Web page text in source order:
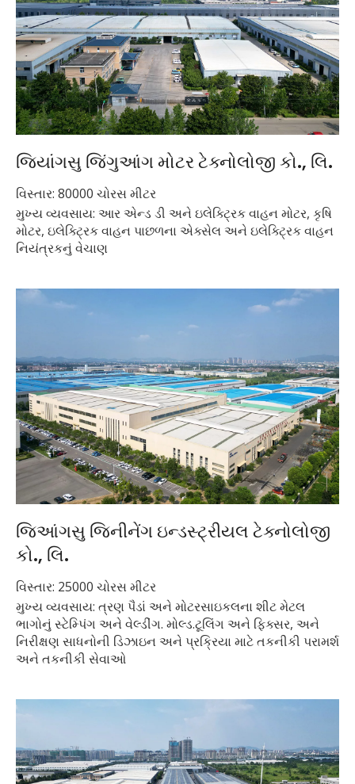
જિયાંગસુ જિંગુઆંગ મોટર ટેક્નોલોજી કો., લિ.
વિસ્તાર: 80000 ચોરસ મીટર
મુખ્ય વ્યવસાય: આર એન્ડ ડી અને ઇલેક્ટ્રિક વાહન મોટર, કૃષિ
મોટર, ઇલેક્ટ્રિક વાહન પાછળના એક્સેલ અને ઇલેક્ટ્રિક વાહન
નિયંત્રકનું વેચાણ
જિઆંગસુ જિનીનેંગ ઇન્ડસ્ટ્રીયલ ટેક્નોલોજી
કો., લિ.
વિસ્તાર: 25000 ચોરસ મીટર
મુખ્ય વ્યવસાય: ત્રણ પૈડાં અને મોટરસાઇકલના શીટ મેટલ
ભાગોનું સ્ટેમ્પિંગ અને વેલ્ડીંગ. મોલ્ડ.ટૂલિંગ અને ફિક્સર, અને
નિરીક્ષણ સાધનોની ડિઝાઇન અને પ્રક્રિયા માટે તકનીકી પરામર્શ
અને તકનીકી સેવાઓ